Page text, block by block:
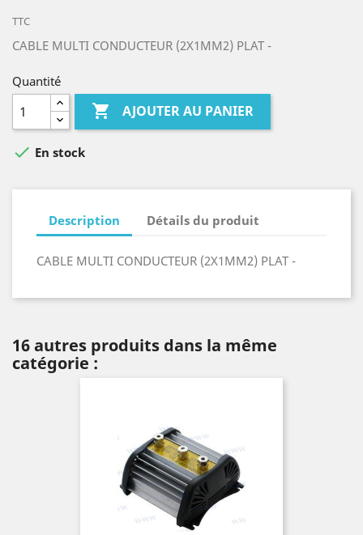
TTC
CABLE MULTI CONDUCTEUR (2X1MM2) PLAT -
Quantité
 AJOUTER AU PANIER
 En stock
Description Détails du produit
CABLE MULTI CONDUCTEUR (2X1MM2) PLAT -
16 autres produits dans la même
catégorie :